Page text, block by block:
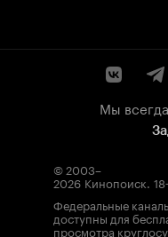
Мы
© 2003–
2026 Кинопоиск.
Федеральные
доступны для
просмотра